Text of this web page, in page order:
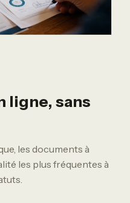
ligne, sans
les documents à
les plus fréquentes à